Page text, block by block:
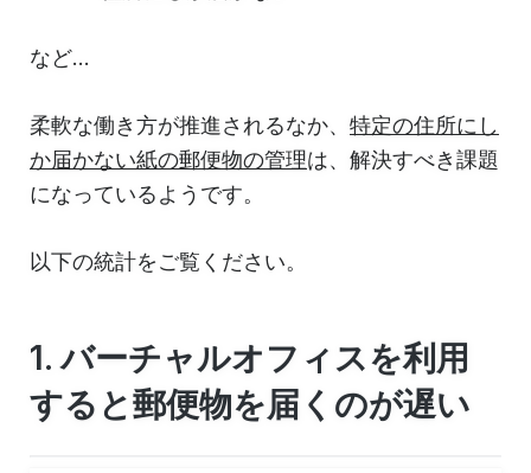
など...
柔軟な働き方が推進されるなか、 特定の住所にし
か届かない紙の郵便物の管理は、解決すべき課題
になっているようです。
以下の統計をご覧ください。
1. バーチャルオフィスを利用
すると郵便物を届くのが遅い